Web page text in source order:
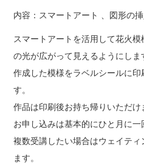
内容：スマートアート 、図形の
スマートアートを活用して花火
の光が広がって見えるようにしま
作成した模様をラベルシールに印
す。
作品は印刷後お持ち帰りいただけ
お申し込みは基本的にひと月に一
複数受講したい場合はウェイテ
ます。